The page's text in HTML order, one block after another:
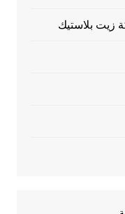
زيت بلاستيك